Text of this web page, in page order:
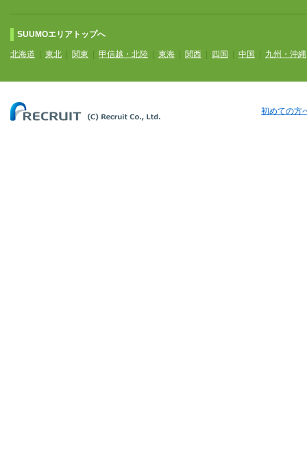
SUUMOエリアトップへ
北海道 東北 関東 甲信越・北陸 東海 関西 四国 中国 九州・沖縄
初めての方